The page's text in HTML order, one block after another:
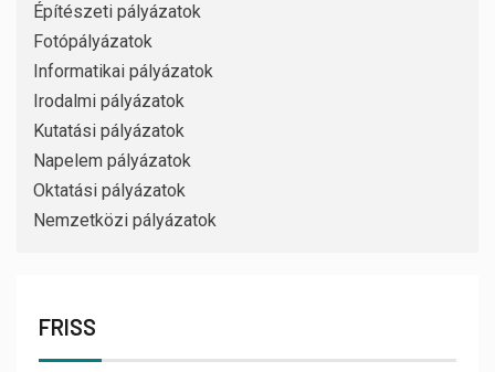
Építészeti pályázatok
Fotópályázatok
Informatikai pályázatok
Irodalmi pályázatok
Kutatási pályázatok
Napelem pályázatok
Oktatási pályázatok
Nemzetközi pályázatok
FRISS